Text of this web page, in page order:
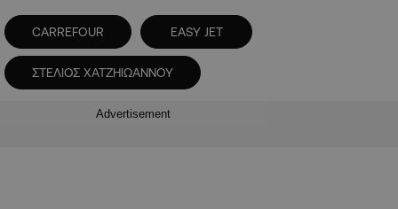
CARREFOUR EASY JET
ΣΤΕΛΙΟΣ ΧΑΤΖΗΙΩΑΝΝΟΥ
Advertisement